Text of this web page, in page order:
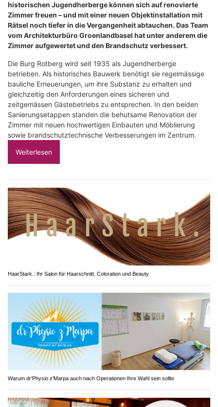
historischen Jugendherberge können sich auf renovierte
Zimmer freuen – und mit einer neuen Objektinstallation mit
Rätsel noch tiefer in die Vergangenheit abtauchen. Das Team
vom Architekturbüro Groenlandbasel hat unter anderem die
Zimmer aufgewertet und den Brandschutz verbessert.
Die Burg Rotberg wird seit 1935 als Jugendherberge
betrieben. Als historisches Bauwerk benötigt sie regelmässige
bauliche Erneuerungen, um ihre Substanz zu erhalten und
gleichzeitig den Anforderungen eines sicheren und
zeitgemässen Gästebetriebs zu entsprechen. In den beiden
Sanierungsetappen standen die behutsame Renovation der
Zimmer mit neuen hochwertigen Einbauten und Möblierung
sowie brandschutztechnische Verbesserungen im Zentrum.
Weiterlesen
HaarStark.: Ihr Salon für Haarschnitt, Coloration und Beauty
Warum dr’Physio z’Marpa auch nach Operationen Ihre Wahl sein sollte